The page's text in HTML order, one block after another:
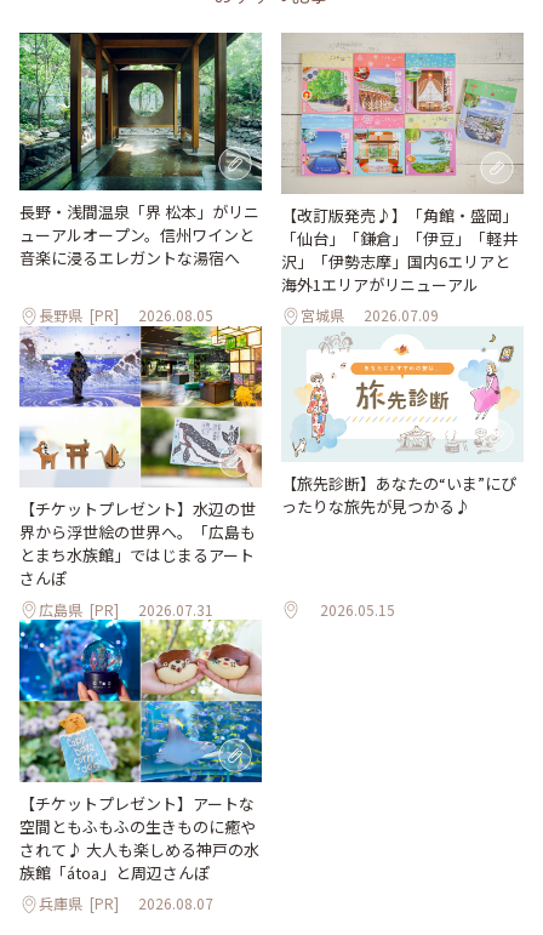
長野・浅間温泉「界 松本」がリニ
ューアルオープン。信州ワインと
音楽に浸るエレガントな湯宿へ
長野県 [PR] 2026.08.05
【改訂版発売♪】「角館・盛岡」
「仙台」「鎌倉」「伊豆」「軽井
沢」「伊勢志摩」国内6エリアと
海外1エリアがリニューアル
宮城県 2026.07.09
【チケットプレゼント】水辺の世
界から浮世絵の世界へ。「広島も
とまち水族館」ではじまるアート
さんぽ
広島県 [PR] 2026.07.31
【旅先診断】あなたの“いま”にぴ
ったりな旅先が見つかる♪
2026.05.15
【チケットプレゼント】アートな
空間ともふもふの生きものに癒や
されて♪ 大人も楽しめる神戸の水
族館「átoa」と周辺さんぽ
兵庫県 [PR] 2026.08.07